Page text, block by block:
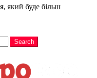
який буде більш
Search